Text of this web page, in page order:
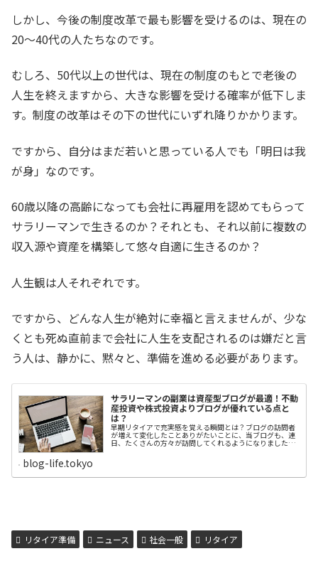
しかし、今後の制度改革で最も影響を受けるのは、現在の
20〜40代の人たちなのです。
むしろ、50代以上の世代は、現在の制度のもとで老後の
人生を終えますから、大きな影響を受ける確率が低下しま
す。制度の改革はその下の世代にいずれ降りかかります。
ですから、自分はまだ若いと思っている人でも「明日は我
が身」なのです。
60歳以降の高齢になっても会社に再雇用を認めてもらって
サラリーマンで生きるのか？それとも、それ以前に複数の
収入源や資産を構築して悠々自適に生きるのか？
人生観は人それぞれです。
ですから、どんな人生が絶対に幸福と言えませんが、少な
くとも死ぬ直前まで会社に人生を支配されるのは嫌だと言
う人は、静かに、黙々と、準備を進める必要があります。
サラリーマンの副業は資産型ブログが最適！不動
産投資や株式投資よりブログが優れている点と
は？
早期リタイアで充実感を覚える瞬間とは？ブログの訪問者
が増えて変化したことありがたいことに、当ブログも、連
日、たくさんの方々が訪問してくれるようになりました。
す）私が当ブログで紹介している商品やサービスは、私自
身が本当に役立つと判断したものに限定しています。企業
や業者の宣伝マンとい...
blog-life.tokyo
リタイア準備 ニュース 社会一般 リタイア